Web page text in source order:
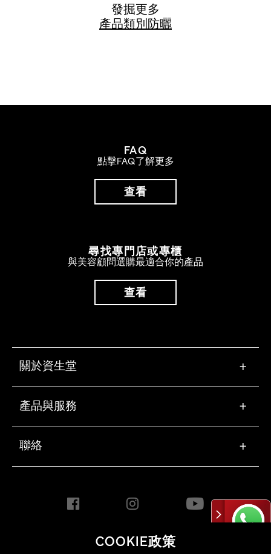
發掘更多
產品類別 防曬
COOKIE政策
FAQ
點擊FAQ了解更多
查看
尋找專門店或專櫃
與美容顧問選購最適合你的產品
查看
關於資生堂 +
產品與服務 +
聯絡 +